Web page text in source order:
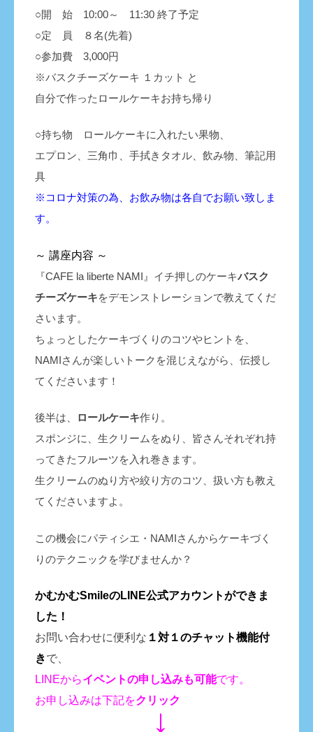
○開 始 10:00～ 11:30 終了予定
○定 員 ８名(先着)
○参加費 3,000円
※バスクチーズケーキ １カット と
自分で作ったロールケーキお持ち帰り
○持ち物 ロールケーキに入れたい果物、
エプロン、三角巾、手拭きタオル、飲み物、筆記用
具
※コロナ対策の為、お飲み物は各自でお願い致しま
す。
～ 講座内容 ～
『CAFE la liberte NAMI』イチ押しのケーキバスク
チーズケーキをデモンストレーションで教えてくだ
さいます。
ちょっとしたケーキづくりのコツやヒントを、
NAMIさんが楽しいトークを混じえながら、伝授し
てくださいます！
後半は、 ロールケーキ作り。
スポンジに、生クリームをぬり、皆さんそれぞれ持
ってきたフルーツを入れ巻きます。
生クリームのぬり方や絞り方のコツ、扱い方も教え
てくださいますよ。
この機会にパティシエ・NAMIさんからケーキづく
りのテクニックを学びませんか？
かむかむSmileのLINE公式アカウントができま
した！
お問い合わせに便利な １対１のチャット機能付
きで、
LINEからイベントの申し込みも可能です。
お申し込みは下記をクリック
↓